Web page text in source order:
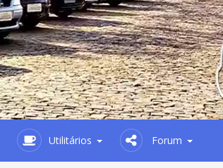
Utilitários Forum